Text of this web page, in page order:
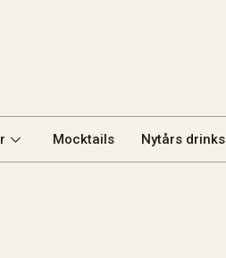
Mocktails Nytårs drinks